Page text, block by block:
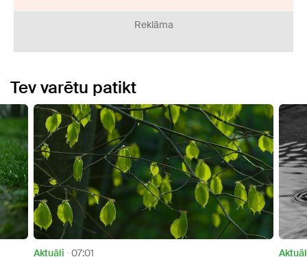
Reklāma
Tev varētu patikt
Aktuāli 09:26